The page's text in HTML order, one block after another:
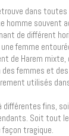
dans
homme souvent
de différent
femme
de Harem mixte,
des femmes et
utilisés
différentes fins,
Soit tout
tragique.